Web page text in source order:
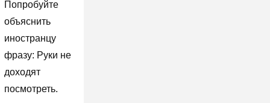
Попробуйте
объяснить
иностранцу
фразу: Руки не
доходят
посмотреть.